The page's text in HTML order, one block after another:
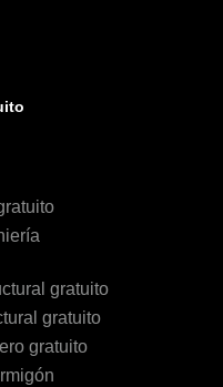
gratuito
gratuito
gratuito